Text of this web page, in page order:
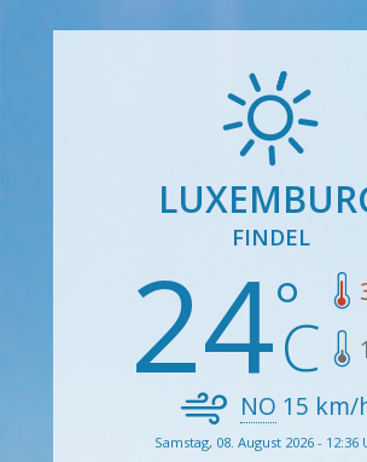
FINDEL
24
NO 15 km/
Samstag, 08. August 2026 - 12:36